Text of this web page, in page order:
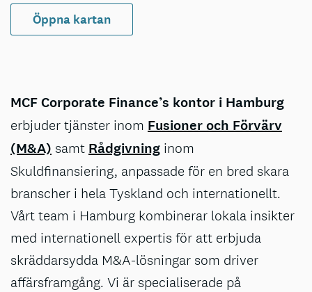
Öppna kartan
MCF Corporate Finance’s kontor i Hamburg
erbjuder tjänster inom Fusioner och Förvärv
(M&A) samt Rådgivning inom
Skuldfinansiering, anpassade för en bred skara
branscher i hela Tyskland och internationellt.
Vårt team i Hamburg kombinerar lokala insikter
med internationell expertis för att erbjuda
skräddarsydda M&A-lösningar som driver
affärsframgång. Vi är specialiserade på